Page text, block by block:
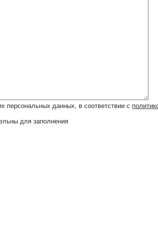
персональных данных, в соответствии с
для заполнения